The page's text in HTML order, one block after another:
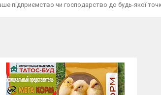
підприємство чи господарство до будь-якої